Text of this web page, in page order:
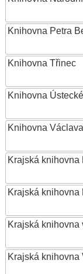
Knihovna Petra
Knihovna Třinec
Knihovna
Knihovna
Krajská knihovna
Krajská knihovna
Krajská knihovna
Krajská knihovna